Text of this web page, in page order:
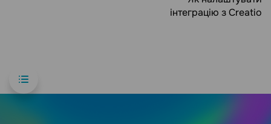
інтеграцію з Creatio